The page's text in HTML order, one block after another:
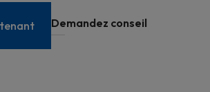
Demandez conseil